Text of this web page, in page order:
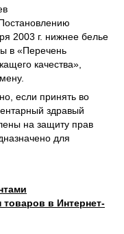
2003 г. нижнее белье
в «Перечень
качества»,
если принять во
здравый
на защиту прав
для
товаров в Интернет-